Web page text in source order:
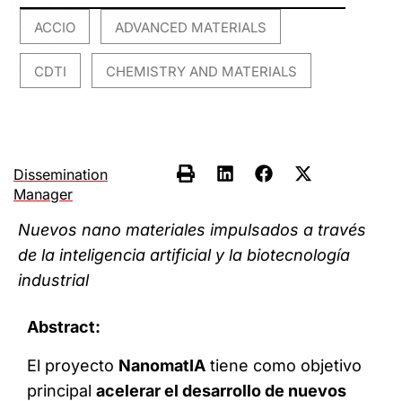
ACCIO ADVANCED MATERIALS
CDTI CHEMISTRY AND MATERIALS
Dissemination
Manager
Nuevos nano materiales impulsados a través
de la inteligencia artificial y la biotecnología
industrial
Abstract:
El proyecto NanomatIA tiene como objetivo
principal acelerar el desarrollo de nuevos